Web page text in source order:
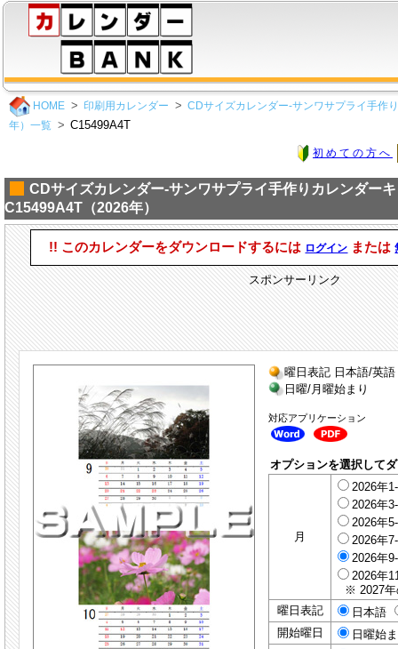
HOME 印刷用カレンダー
CDサイズカレンダー-サンワサプライ手作
年）一覧
C15499A4T
初めての方へ
CDサイズカレンダー-サンワサプライ手作りカレンダー
C15499A4T（2026年）
!! このカレンダーをダウンロードするには ログイン または
スポンサーリンク
曜日表記 日本語/英語
日曜/月曜始まり
対応アプリケーション
オプションを選択して
月
2026年
2026年
2026年
2026年
2026年
2026年
※ 2027年
曜日表記
日本語
開始曜日
日曜始